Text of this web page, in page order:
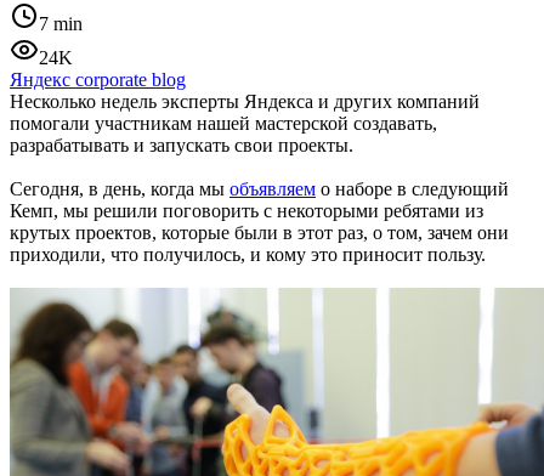
7 min
24K
Яндекс corporate blog
Несколько недель эксперты Яндекса и других компаний
помогали участникам нашей мастерской создавать,
разрабатывать и запускать свои проекты.
Сегодня, в день, когда мы объявляем о наборе в следующий
Кемп, мы решили поговорить с некоторыми ребятами из
крутых проектов, которые были в этот раз, о том, зачем они
приходили, что получилось, и кому это приносит пользу.